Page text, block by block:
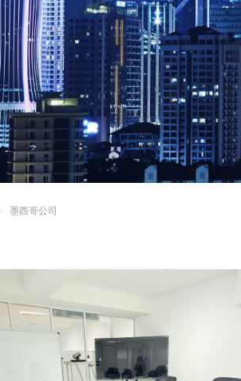
墨西哥公司